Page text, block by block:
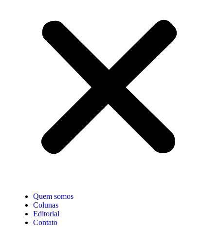
Quem somos
Colunas
Editorial
Contato